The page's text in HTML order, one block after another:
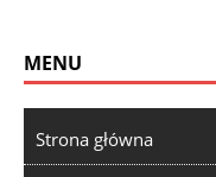
MENU
Strona główna